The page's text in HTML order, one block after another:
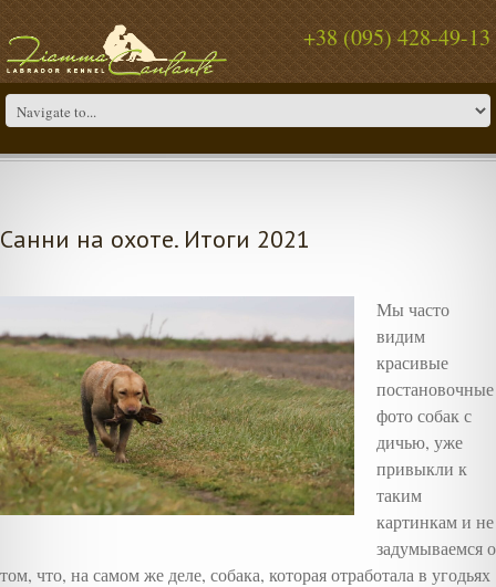
+38 (095) 428-49-13
Санни на охоте. Итоги 2021
Мы часто
видим
красивые
постановочные
фото собак с
дичью, уже
привыкли к
таким
картинкам и не
задумываемся о
том, что, на самом же деле, собака, которая отработала в угодьях